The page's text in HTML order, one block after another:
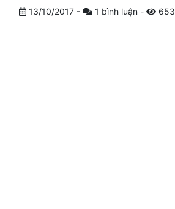
13/10/2017 - 1 bình luận - 653